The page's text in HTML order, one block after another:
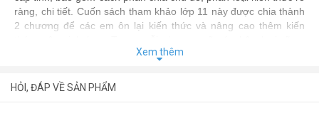
ràng, chi tiết. Cuốn sách tham khảo lớp 11 này được chia thành
2 chương để các em ôn lại kiến thức và nâng cao thêm kiến
những chủ đề khác nhau, chi tiết và cụ thể. Sau 2 chương viết
tiết.
Xem thêm
HỎI, ĐÁP VỀ SẢN PHẨM